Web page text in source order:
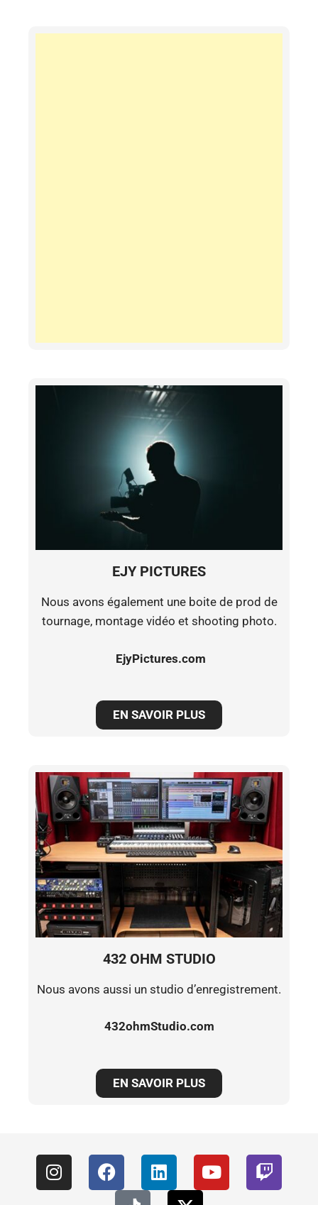
EJY PICTURES
Nous avons également une boite de prod de
tournage, montage vidéo et shooting photo.
EjyPictures.com
EN SAVOIR PLUS
432 OHM STUDIO
Nous avons aussi un studio d’enregistrement.
432ohmStudio.com
EN SAVOIR PLUS